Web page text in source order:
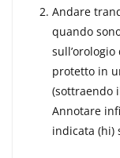
Andare
quando
protetto in
(sottraendo
Annotare
indicata (hi)